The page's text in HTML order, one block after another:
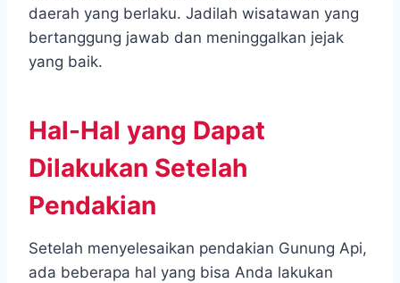
daerah yang berlaku. Jadilah wisatawan yang
bertanggung jawab dan meninggalkan jejak
yang baik.
Hal-Hal yang Dapat
Dilakukan Setelah
Pendakian
Setelah menyelesaikan pendakian Gunung Api,
ada beberapa hal yang bisa Anda lakukan